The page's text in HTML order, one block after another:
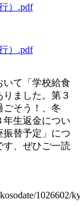
）.pdf
）.pdf
いて「学校給食
ました。第３
ごそう！、冬
年生返金につい
振替予定」につ
す、ぜひご一読
1026602/